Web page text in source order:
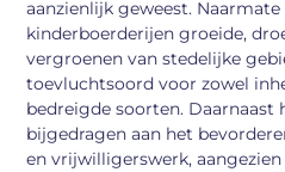
aanzienlijk geweest.
kinderboerderijen groeide,
vergroenen van stedelijke
toevluchtsoord voor zowel
bedreigde soorten. Daarnaast
bijgedragen aan het
en vrijwilligerswerk,